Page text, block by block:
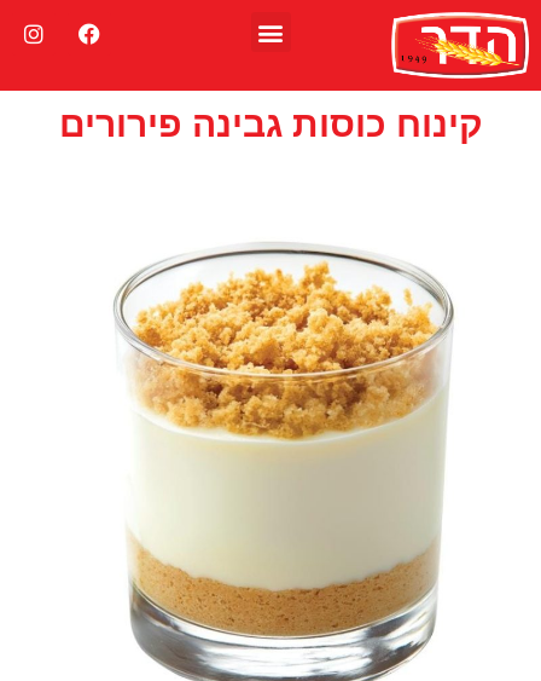
קינוח כוסות גבינה פירורים